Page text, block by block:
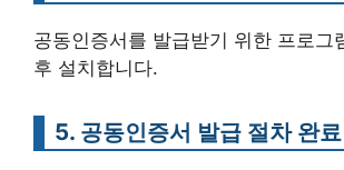
공동인증서를 발급받기 위한 프로그
후 설치합니다.
5. 공동인증서 발급 절차 완료